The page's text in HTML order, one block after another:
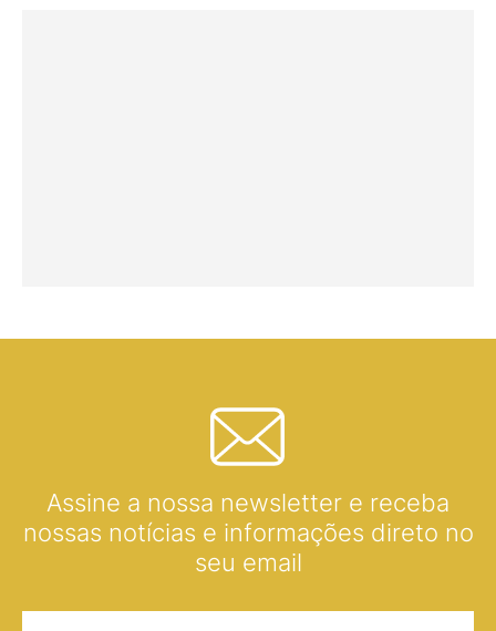
Assine a nossa newsletter e receba
nossas notícias e informações direto no
seu email